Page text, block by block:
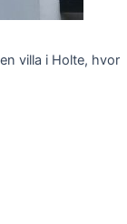
villa i Holte, hvor